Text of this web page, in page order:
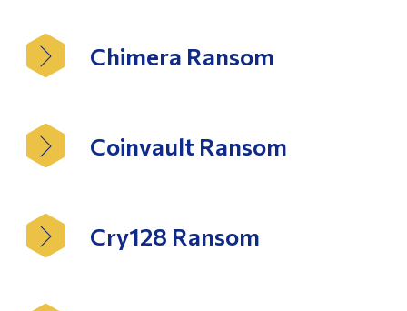
Chimera Ransom
Coinvault Ransom
Cry128 Ransom